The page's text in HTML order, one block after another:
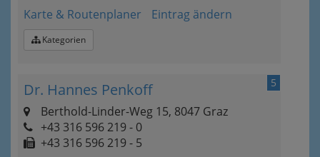
Karte & Routenplaner
Eintrag ändern
Kategorien
5
Dr. Hannes Penkoff
Berthold-Linder-Weg 15, 8047 Graz
+43 316 596 219 - 0
+43 316 596 219 - 5